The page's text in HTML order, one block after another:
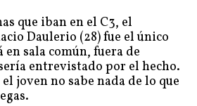
que iban en el C3, el
Daulerio (28) fue el único
sala común, fuera de
entrevistado por el hecho.
joven no sabe nada de lo que